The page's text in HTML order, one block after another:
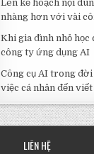
Lên kế hoạch nội
nhàng hơn với vài
Khi gia đình nhỏ học
công ty ứng dụng AI
Công cụ AI trong
việc cá nhân đến
LIÊN HỆ